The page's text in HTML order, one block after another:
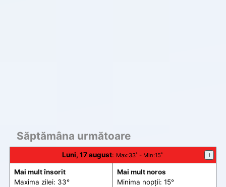
Săptămâna următoare
Luni, 17 august: Max:33˚ - Min:15˚ +
Mai mult însorit
Maxima zilei: 33°
Mai mult noros
Minima nopții: 15°